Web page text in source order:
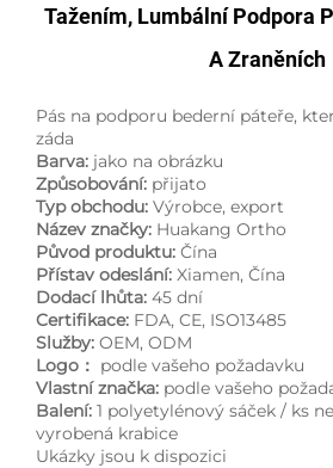
Tažením, Lumbální Podpora
A Zraněních
Pás na podporu bederní páteře,
záda
Barva: jako na obrázku
Způsobování: přijato
Typ obchodu: Výrobce, export
Název značky: Huakang Ortho
Původ produktu: Čína
Přístav odeslání: Xiamen, Čína
Dodací lhůta: 45 dní
Certifikace: FDA, CE, ISO13485
Služby: OEM, ODM
Logo： podle vašeho požadavku
Vlastní značka: podle vašeho
Balení: 1 polyetylénový sáček / ks
vyrobená krabice
Ukázky jsou k dispozici